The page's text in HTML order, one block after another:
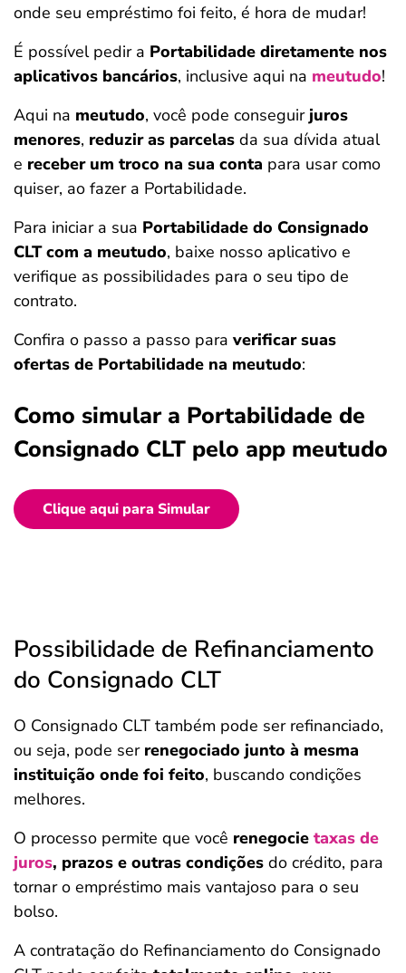
onde seu empréstimo foi feito, é hora de mudar!
É possível pedir a Portabilidade diretamente nos
aplicativos bancários, inclusive aqui na meutudo!
Aqui na meutudo, você pode conseguirjuros
menores, reduzir as parcelas da sua dívida atual
e receber um troco na sua conta para usar como
quiser, ao fazer a Portabilidade.
Para iniciar a sua Portabilidade do Consignado
CLT com a meutudo, baixe nosso aplicativo e
verifique as possibilidades para o seu tipo de
contrato.
Confira o passo a passo para verificar suas
ofertas de Portabilidade na meutudo:
Como simular a Portabilidade de
Consignado CLT pelo app meutudo
Clique aqui para Simular
Possibilidade de Refinanciamento
do Consignado CLT
O Consignado CLT também pode ser refinanciado,
ou seja, pode ser renegociado junto à mesma
instituição onde foi feito, buscando condições
melhores.
O processo permite que você renegocie taxas de
juros, prazos e outras condições do crédito, para
tornar o empréstimo mais vantajoso para o seu
bolso.
A contratação do Refinanciamento do Consignado